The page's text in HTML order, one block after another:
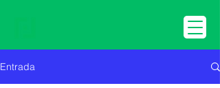
Entrada